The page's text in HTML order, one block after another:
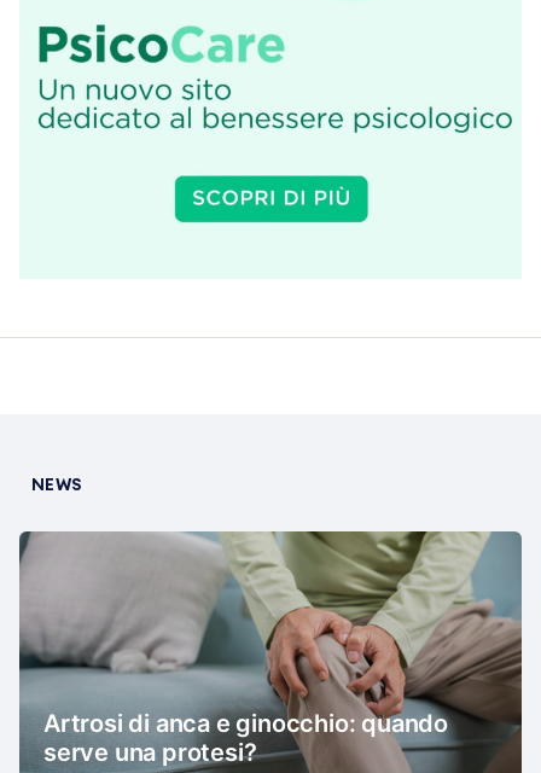
NEWS
Artrosi di anca e ginocchio: quando
serve una protesi?